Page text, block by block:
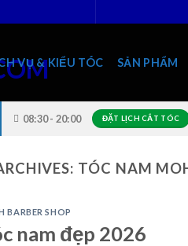
VỤ & KIỂU TÓC SẢN PHẨM
08:30 - 20:00 ĐẶT LỊCH CẮT TÓC
TÓC NAM
BARBER SHOP
nam đẹp 2026